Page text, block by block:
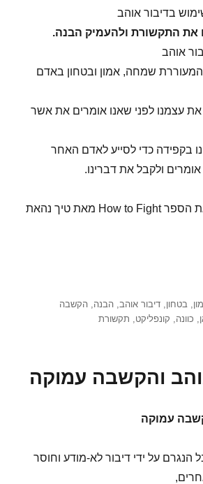
בדיבור אוהב
את התקשורת ולהעמיק הבנה.
אוהב
שמחה, אמון ובטחון באדם
את עצמנו לפני שאנו אומרים את אשר
בקפידה כדי לסייע לאדם האחר
ולקבל את דברינו.
** הקטעים בהשראת הספר How to Fight מאת טיך נהאת
,בטחון,דיבור אוהב,הבנה,הקשבה
, כוונה, קונפליקט, תקשורת
הנגרם על ידי דיבור לא-מודע וחוסר